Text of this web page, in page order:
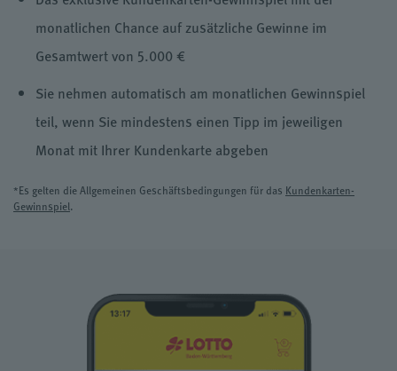
monatlichen Chance auf zusätzliche Gewinne im
Gesamtwert von 5.000 €
Sie nehmen automatisch am monatlichen Gewinnspiel
teil, wenn Sie mindestens einen Tipp im jeweiligen
Monat mit Ihrer Kundenkarte abgeben
*Es gelten die Allgemeinen Geschäftsbedingungen für das Kundenkarten-
Gewinnspiel.